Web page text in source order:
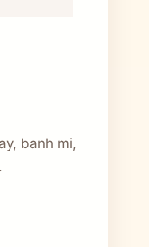
banh mi,